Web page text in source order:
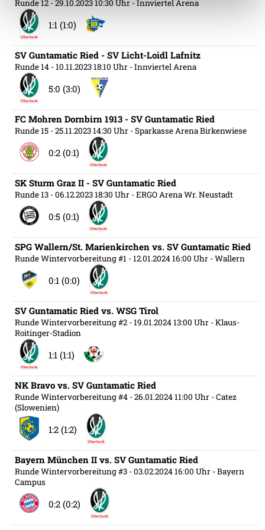
Weitere Details, insbesondere zu Speicherdauer und
Empfänger entnehmen Sie unserer
Datenschutzerklärung.
Runde 12 - 29.10.2023 10:30 Uhr - Innviertel Arena
1:1 (1:0)
SV Guntamatic Ried - SV Licht-Loidl Lafnitz
Runde 14 - 10.11.2023 18:10 Uhr - Innviertel Arena
5:0 (3:0)
FC Mohren Dornbirn 1913 - SV Guntamatic Ried
Runde 15 - 25.11.2023 14:30 Uhr - Sparkasse Arena Birkenwiese
0:2 (0:1)
SK Sturm Graz II - SV Guntamatic Ried
Runde 13 - 06.12.2023 18:30 Uhr - ERGO Arena Wr. Neustadt
0:5 (0:1)
SPG Wallern/St. Marienkirchen vs. SV Guntamatic Ried
Runde Wintervorbereitung #1 - 12.01.2024 16:00 Uhr - Wallern
0:1 (0:0)
SV Guntamatic Ried vs. WSG Tirol
Runde Wintervorbereitung #2 - 19.01.2024 13:00 Uhr - Klaus-
Roitinger-Stadion
1:1 (1:1)
NK Bravo vs. SV Guntamatic Ried
Runde Wintervorbereitung #4 - 26.01.2024 11:00 Uhr - Catez
(Slowenien)
1:2 (1:2)
Bayern München II vs. SV Guntamatic Ried
Runde Wintervorbereitung #3 - 03.02.2024 16:00 Uhr - Bayern
Campus
0:2 (0:2)